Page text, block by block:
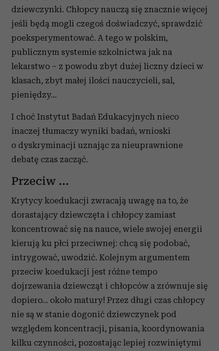
dziewczynki. Chłopcy nauczą się znacznie więcej
jeśli będą mogli czegoś doświadczyć, sprawdzić
poeksperymentować. A tego w polskim,
publicznym systemie szkolnictwa jak na
lekarstwo – z powodu zbyt dużej liczny dzieci w
klasach, zbyt małej ilości nauczycieli, sal,
pieniędzy...
I choć Instytut Badań Edukacyjnych nieco
inaczej tłumaczy wyniki badań, wnioski
o dyskryminacji uznając za nieuprawnione
debatę czas zacząć.
Przeciw ...
Krytycy koedukacji zwracają uwagę na to, że
dorastający dziewczęta i chłopcy zamiast
koncentrować się na nauce, wiele swojej energii
kierują ku płci przeciwnej: chcą się podobać,
intrygować, uwodzić. Kolejnym argumentem
przeciw koedukacji jest różne tempo
dojrzewania dziewcząt i chłopców a zrównuje się
dopiero... około matury! Przez długi czas chłopcy
nie są w stanie dogonić dziewczynek pod
względem koncentracji, pisania, koordynowania
kilku czynności, pozostając lepiej rozwiniętymi